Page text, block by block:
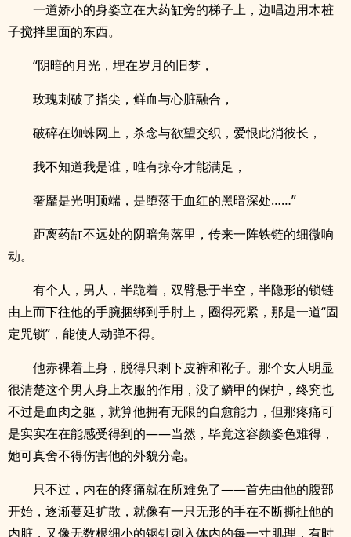
一道娇小的身姿立在大药缸旁的梯子上，边唱边用木桩
子搅拌里面的东西。
“阴暗的月光，埋在岁月的旧梦，
玫瑰刺破了指尖，鲜血与心脏融合，
破碎在蜘蛛网上，杀念与欲望交织，爱恨此消彼长，
我不知道我是谁，唯有掠夺才能满足，
奢靡是光明顶端，是堕落于血红的黑暗深处……”
距离药缸不远处的阴暗角落里，传来一阵铁链的细微响
动。
有个人，男人，半跪着，双臂悬于半空，半隐形的锁链
由上而下往他的手腕捆绑到手肘上，圈得死紧，那是一道“固
定咒锁”，能使人动弹不得。
他赤裸着上身，脱得只剩下皮裤和靴子。那个女人明显
很清楚这个男人身上衣服的作用，没了鳞甲的保护，终究也
不过是血肉之躯，就算他拥有无限的自愈能力，但那疼痛可
是实实在在能感受得到的——当然，毕竟这容颜姿色难得，
她可真舍不得伤害他的外貌分毫。
只不过，内在的疼痛就在所难免了——首先由他的腹部
开始，逐渐蔓延扩散，就像有一只无形的手在不断撕扯他的
内脏，又像无数根细小的钢针刺入体内的每一寸肌理，有时